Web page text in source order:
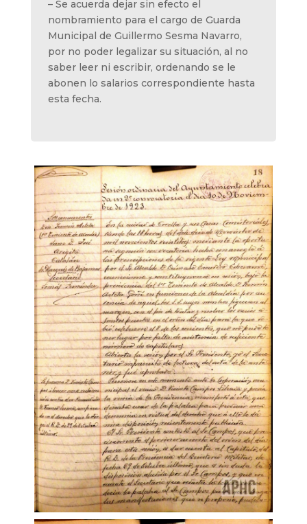
– Se acuerda dejar sin efecto el
nombramiento para el cargo de Guarda
Municipal de Guillermo Sesma Navarro,
por no poder legalizar su situación, al no
saber leer ni escribir, ordenando se le
abonen lo salarios correspondiente hasta
esta fecha.